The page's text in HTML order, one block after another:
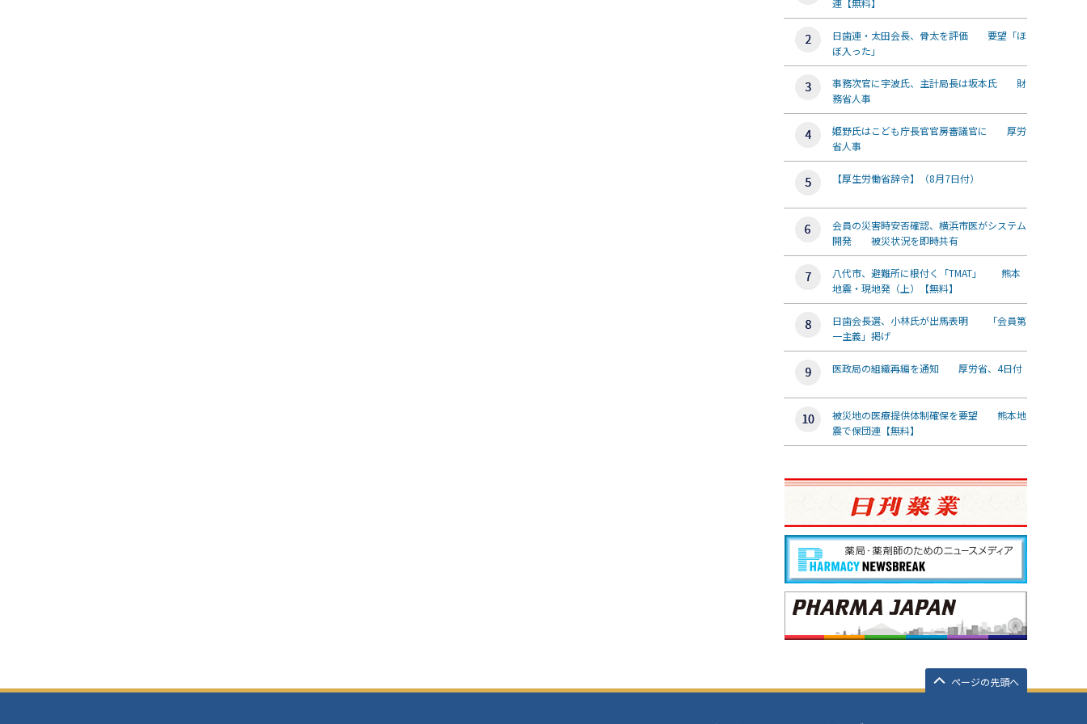
連【無料】
日歯連・太田会長、骨太を評価 要望「ほ
ぼ入った」
事務次官に宇波氏、主計局長は坂本氏 財
務省人事
姫野氏はこども庁長官官房審議官に 厚労
省人事
【厚生労働省辞令】（8月7日付）
会員の災害時安否確認、横浜市医がシステム
開発 被災状況を即時共有
八代市、避難所に根付く「TMAT」 熊本
地震・現地発（上）【無料】
日歯会長選、小林氏が出馬表明 「会員第
一主義」掲げ
医政局の組織再編を通知 厚労省、4日付
被災地の医療提供体制確保を要望 熊本地
震で保団連【無料】
ページの先頭へ